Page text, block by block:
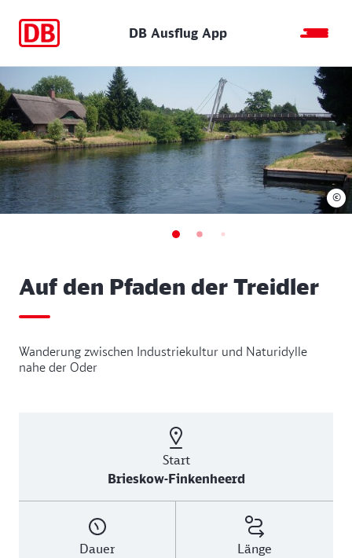
DB Ausflug App
Auf den Pfaden der Treidler
Wanderung zwischen Industriekultur und Naturidylle
nahe der Oder
Start
Brieskow-Finkenheerd
Dauer
Länge
©